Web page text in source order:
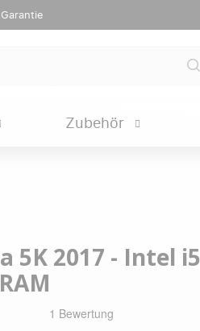
Zubehör
5K 2017 - Intel i5